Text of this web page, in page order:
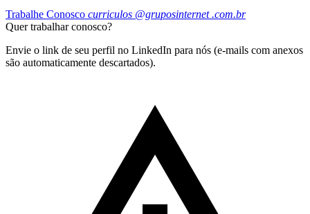
Trabalhe Conosco curriculos @gruposinternet .com.br
Quer trabalhar conosco?
Envie o link de seu perfil no LinkedIn para nós (e-mails com anexos
são automaticamente descartados).